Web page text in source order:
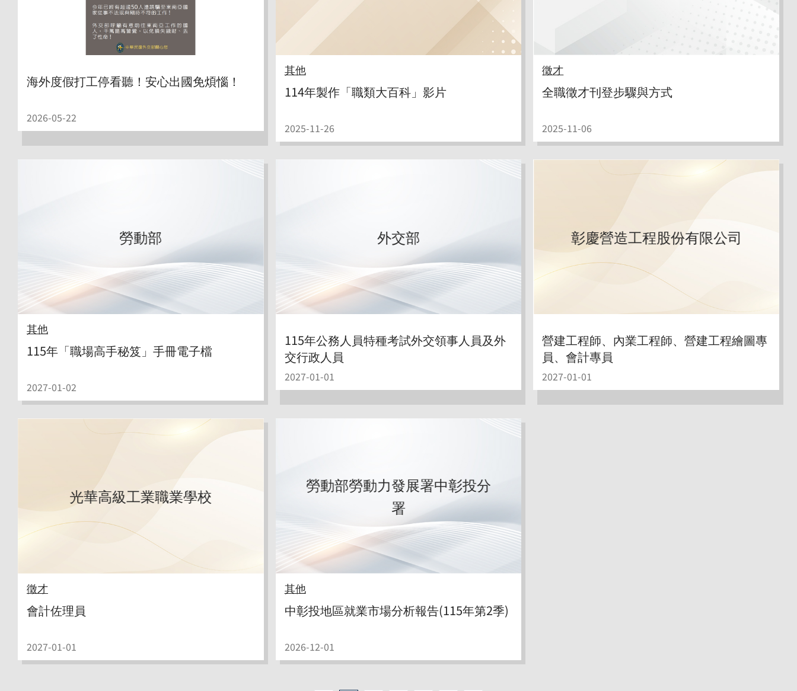
海外度假打工停看聽！安心出國免煩惱！
2026-05-22
其他
114年製作「職類大百科」影片
2025-11-26
徵才
全職徵才刊登步驟與方式
2025-11-06
勞動部
其他
115年「職場高手秘笈」手冊電子檔
2027-01-02
外交部
115年公務人員特種考試外交領事人員及外
交行政人員
2027-01-01
彰慶營造工程股份有限公司
營建工程師、內業工程師、營建工程繪圖專
員、會計專員
2027-01-01
光華高級工業職業學校
徵才
會計佐理員
2027-01-01
勞動部勞動力發展署中彰投分
署
其他
中彰投地區就業市場分析報告(115年第2季)
2026-12-01